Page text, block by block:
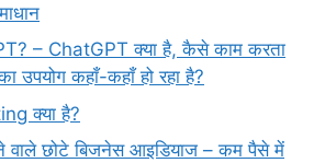
– ChatGPT क्या है, कैसे काम करता
कहाँ-कहाँ हो रहा है?
क्या है?
वाले छोटे बिजनेस आइडियाज – कम पैसे में